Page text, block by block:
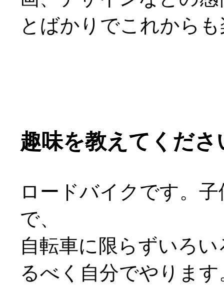
とばかりでこれから
趣味を教えてくださ
ロードバイクです。
で、
自転車に限らずいろ
るべく自分でやります